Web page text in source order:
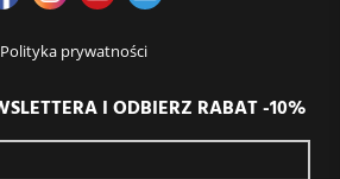
Polityka prywatności
I ODBIERZ RABAT -10%